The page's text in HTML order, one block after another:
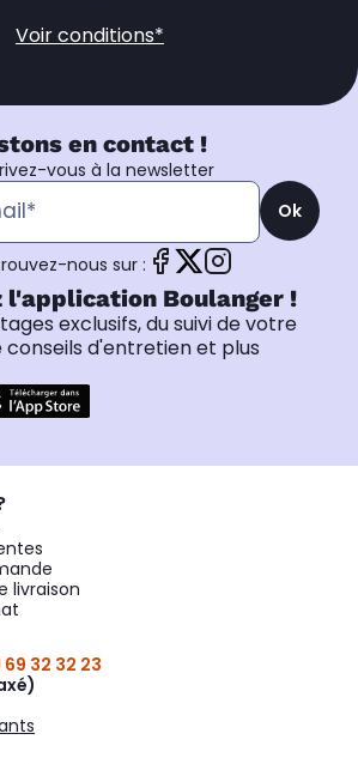
Voir conditions*
en contact !
vous à la newsletter
Ok
nous sur :
l'application Boulanger !
exclusifs, du suivi de votre
d'entretien et plus
livraison
69 32 32 23